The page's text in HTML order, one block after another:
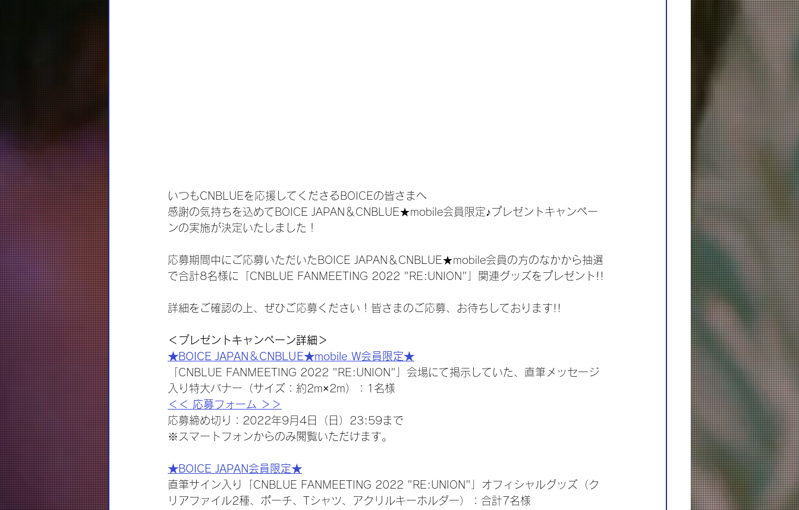
いつもCNBLUEを応援してくださるBOICEの皆さまへ
感謝の気持ちを込めてBOICE JAPAN＆CNBLUE★mobile会員限定♪プレゼントキャンペー
ンの実施が決定いたしました！
応募期間中にご応募いただいたBOICE JAPAN＆CNBLUE★mobile会員の方のなかから抽選
で合計8名様に「CNBLUE FANMEETING 2022 "RE:UNION"」関連グッズをプレゼント!!
詳細をご確認の上、ぜひご応募ください！皆さまのご応募、お待ちしております!!
＜プレゼントキャンペーン詳細＞
★BOICE JAPAN＆CNBLUE★mobile W会員限定★
「CNBLUE FANMEETING 2022 "RE:UNION"」会場にて掲示していた、直筆メッセージ
入り特大バナー（サイズ：約2m×2m）：1名様
＜＜ 応募フォーム ＞＞
応募締め切り：2022年9月4日（日）23:59まで
※スマートフォンからのみ閲覧いただけます。
★BOICE JAPAN会員限定★
直筆サイン入り「CNBLUE FANMEETING 2022 "RE:UNION"」オフィシャルグッズ（ク
リアファイル2種、ポーチ、Tシャツ、アクリルキーホルダー）：合計7名様